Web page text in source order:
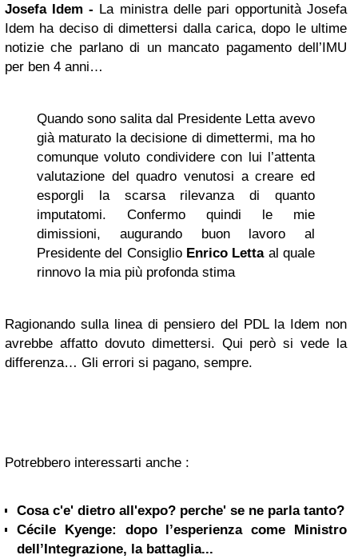
Josefa Idem - La ministra delle pari opportunità Josefa
Idem ha deciso di dimettersi dalla carica, dopo le ultime
notizie che parlano di un mancato pagamento dell’IMU
per ben 4 anni…
Quando sono salita dal Presidente Letta avevo
già maturato la decisione di dimettermi, ma ho
comunque voluto condividere con lui l’attenta
valutazione del quadro venutosi a creare ed
esporgli la scarsa rilevanza di quanto
imputatomi. Confermo quindi le mie
dimissioni, augurando buon lavoro al
Presidente del Consiglio Enrico Lettaal quale
rinnovo la mia più profonda stima
Ragionando sulla linea di pensiero del PDL la Idem non
avrebbe affatto dovuto dimettersi. Qui però si vede la
differenza… Gli errori si pagano, sempre.
Potrebbero interessarti anche :
Cosa c'e' dietro all'expo? perche' se ne parla tanto?
Cécile Kyenge: dopo l’esperienza come Ministro
dell’Integrazione, la battaglia...